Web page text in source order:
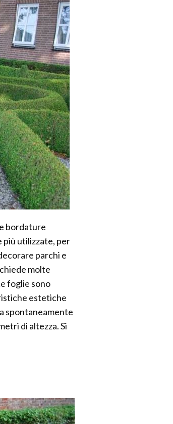
bordature
utilizzate, per
parchi e
molte
foglie sono
estetiche
spontaneamente
di altezza. Si